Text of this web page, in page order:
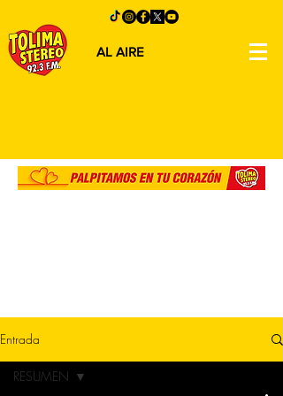
AL AIRE
Entrada
RESUMEN